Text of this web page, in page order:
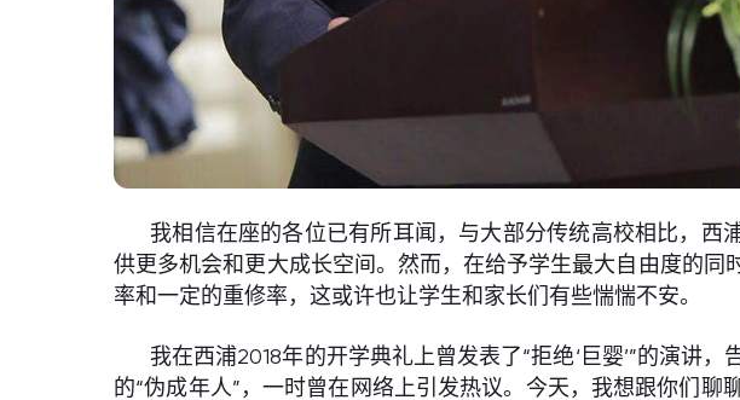
我相信在座的各位已有所耳闻，与大部分传统高校相比，西
供更多机会和更大成长空间。然而，在给予学生最大自由度的
率和一定的重修率，这或许也让学生和家长们有些惴惴不安。
我在西浦2018年的开学典礼上曾发表了“拒绝‘巨婴’”的演讲
的“伪成年人”，一时曾在网络上引发热议。今天，我想跟你们